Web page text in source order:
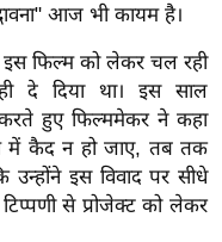
आज भी कायम है।
फिल्म को लेकर चल रही
दे दिया था। इस साल
हुए फिल्ममेकर ने कहा
कैद न हो जाए, तब तक
उन्होंने इस विवाद पर सीधे
से प्रोजेक्ट को लेकर